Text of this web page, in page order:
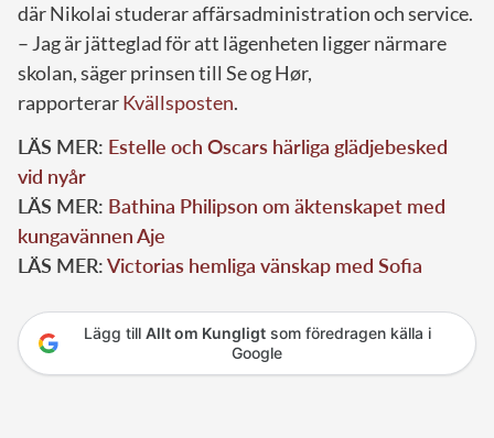
där Nikolai studerar affärsadministration och service.
– Jag är jätteglad för att lägenheten ligger närmare
skolan, säger prinsen till Se og Hør,
rapporterarKvällsposten.
LÄS MER: Estelle och Oscars härliga glädjebesked
vid nyår
LÄS MER: Bathina Philipson om äktenskapet med
kungavännen Aje
LÄS MER:Victorias hemliga vänskap med Sofia
Lägg till Allt om Kungligtsom föredragen källa i
Google